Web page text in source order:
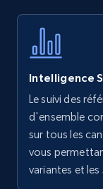
Amazon
upc numbers
Title, Seller
price,
Intelligence
Le suivi des
d'ensemble
sur tous les
vous
variantes et